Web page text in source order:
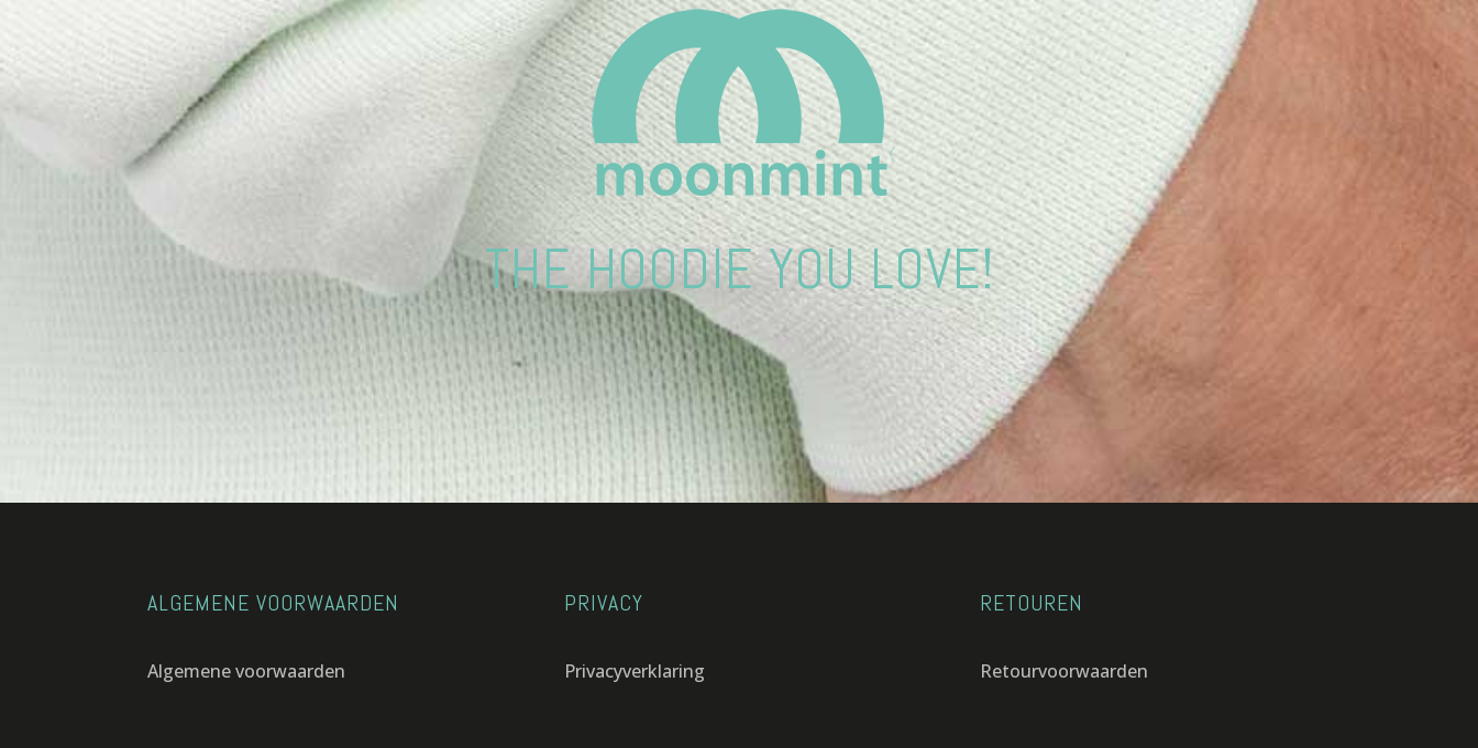
THE HOODIE YOU LOVE!
ALGEMENE VOORWAARDEN
Algemene voorwaarden
PRIVACY
Privacyverklaring
RETOUREN
Retourvoorwaarden